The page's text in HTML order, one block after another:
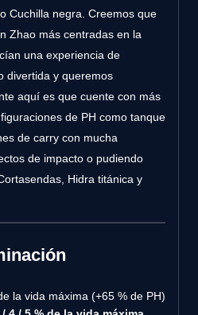
Cuchilla negra. Creemos que
Zhao más centradas en la
una experiencia de
divertida y queremos
aquí es que cuente con más
de PH como tanque
de carry con mucha
de impacto o pudiendo
Hidra titánica y
la vida máxima (+65 % de PH)